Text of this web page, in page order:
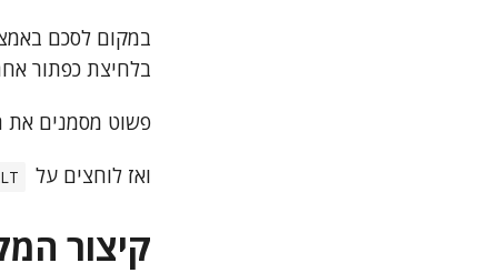
בלחיצת כפתור
פשוט מסמנים את
ואז לוחצים על
קיצור